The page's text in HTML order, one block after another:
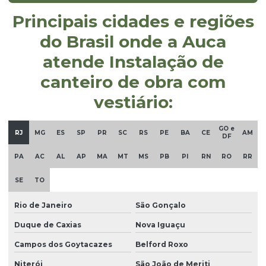
Empresa de ambulatório para canteiro de obra em pr
Empresa de canteiro de obra com almoxarifado
Empresa de canteiro de obra com alojamento
Empresa de canteiro de obra com ambulatório
Empresa de canteiro de obra com ambulatório em pr
Empresa de canteiro de obra com escritório
Empresa de canteiro de obra com guarita
Empresa de canteiro de obra com refeitório
Empresa de canteiro de obras em paraná
Principais cidades e regiões
do Brasil onde a Auca
atende Instalação de
canteiro de obra com
vestiário:
RJ MG ES SP PR SC RS PE BA CE
GO e
DF
AM
PA AC AL AP MA MT MS PB PI RN RO RR
SE TO
Rio de Janeiro São Gonçalo
Duque de Caxias Nova Iguaçu
Campos dos Goytacazes Belford Roxo
Niterói São João de Meriti